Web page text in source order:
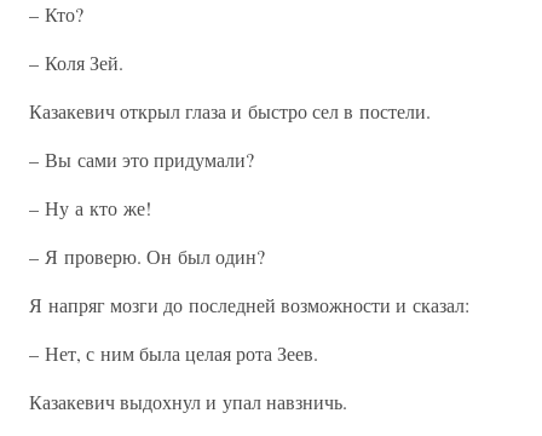
– Кто?
– Коля Зей.
Казакевич открыл глаза и быстро сел в постели.
– Вы сами это придумали?
– Ну а кто же!
– Я проверю. Он был один?
Я напряг мозги до последней возможности и сказал:
– Нет, с ним была целая рота Зеев.
Казакевич выдохнул и упал навзничь.